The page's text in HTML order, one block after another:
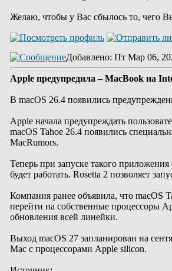
Желаю, чтобы у Вас сбылось то, чего
Добавлено: Пт Мар 06,
Apple предупредила – MacBook на
В macOS 26.4 появились
Apple начала предупреждать
macOS Tahoe 26.4 появились
MacRumors.
Теперь при запуске такого
будет работать. Rosetta 2 позволяет
Компания ранее объявила, что macOS
перейти на собственные процессоры
обновления всей линейки.
Выход macOS 27 запланирован на
Mac с процессорами Apple silicon.